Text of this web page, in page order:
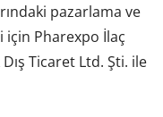
pazarlama ve
için Pharexpo İlaç
Ticaret Ltd. Şti. ile